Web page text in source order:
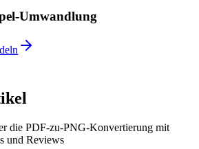
Umwandlung
die PDF-zu-PNG-Konvertierung mit
und Reviews